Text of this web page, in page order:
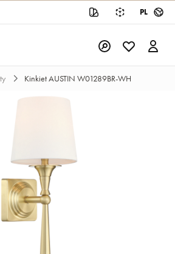
PL
Kinkiet AUSTIN W01289BR-WH